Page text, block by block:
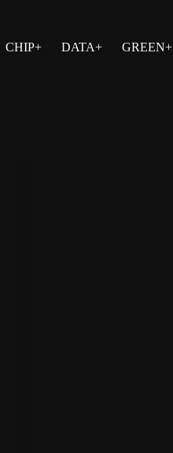
CHIP+ DATA+ GREEN+